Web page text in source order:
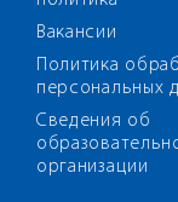
Вакансии
Политика
персональных
Сведения об
организации